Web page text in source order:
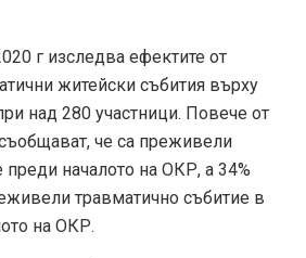
г изследва ефектите от
житейски събития върху
над 280 участници. Повече от
че са преживели
началото на ОКР, а 34%
травматично събитие в
на ОКР.